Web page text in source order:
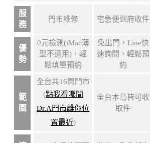
服
務
門市維修 宅急便到府收件
優
勢
0元檢測(iMac薄
型不適用)，輕
鬆填單預約
免出門，Line快
速詢問，輕鬆預
約
範
圍
全台共16間門市
(點我看哪間
Dr.A門市離你位
置最近)
全台本島皆可收
取件